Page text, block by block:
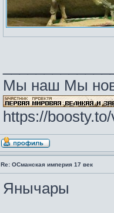
Мы наш Мы
https://
Re: ОСманская империя 17 век
Янычары